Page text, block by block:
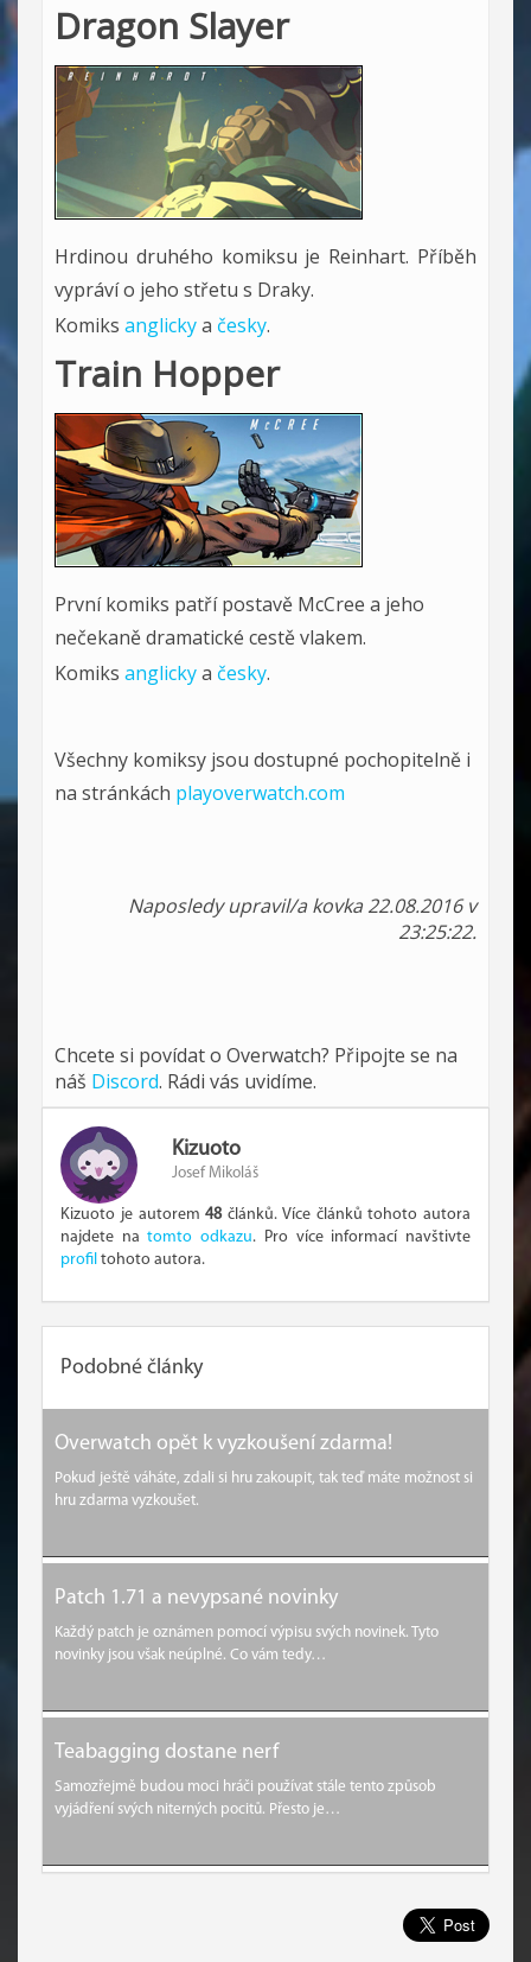
Dragon Slayer
Hrdinou druhého komiksu je Reinhart. Příběh
vypráví o jeho střetu s Draky.
Komiks anglickya česky.
Train Hopper
První komiks patří postavě McCree a jeho
nečekaně dramatické cestě vlakem.
Komiks anglickya česky.
Všechny komiksy jsou dostupné pochopitelně i
na stránkách playoverwatch.com
Naposledy upravil/a kovka 22.08.2016 v
23:25:22.
Chcete si povídat o Overwatch? Připojte se na
náš Discord. Rádi vás uvidíme.
Kizuoto
Josef Mikoláš
Kizuoto je autorem48článků. Více článků tohoto autora
najdete natomto odkazu. Pro více informací navštivte
profil tohoto autora.
Podobné články
Overwatch opět k vyzkoušení zdarma!
Pokud ještě váháte, zdali si hru zakoupit, tak teď máte možnost si
hru zdarma vyzkoušet.
Patch 1.71 a nevypsané novinky
Každý patch je oznámen pomocí výpisu svých novinek. Tyto
novinky jsou však neúplné. Co vám tedy…
Teabagging dostane nerf
Samozřejmě budou moci hráči používat stále tento způsob
vyjádření svých niterných pocitů. Přesto je…